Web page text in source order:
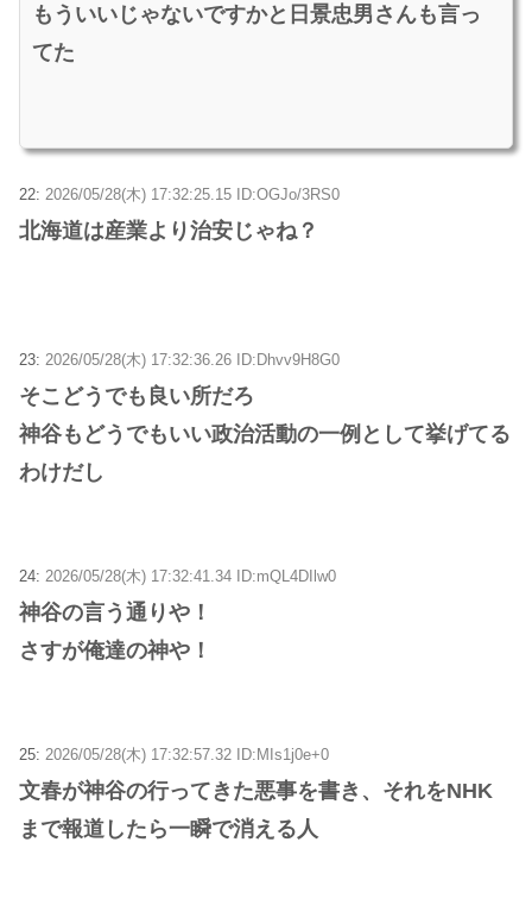
もういいじゃないですかと日景忠男さんも言っ
てた
22: 2026/05/28(木) 17:32:25.15 ID:OGJo/3RS0
北海道は産業より治安じゃね？
23: 2026/05/28(木) 17:32:36.26 ID:Dhvv9H8G0
そこどうでも良い所だろ
神谷もどうでもいい政治活動の一例として挙げてる
わけだし
24: 2026/05/28(木) 17:32:41.34 ID:mQL4DIlw0
神谷の言う通りや！
さすが俺達の神や！
25: 2026/05/28(木) 17:32:57.32 ID:MIs1j0e+0
文春が神谷の行ってきた悪事を書き、それをNHK
まで報道したら一瞬で消える人